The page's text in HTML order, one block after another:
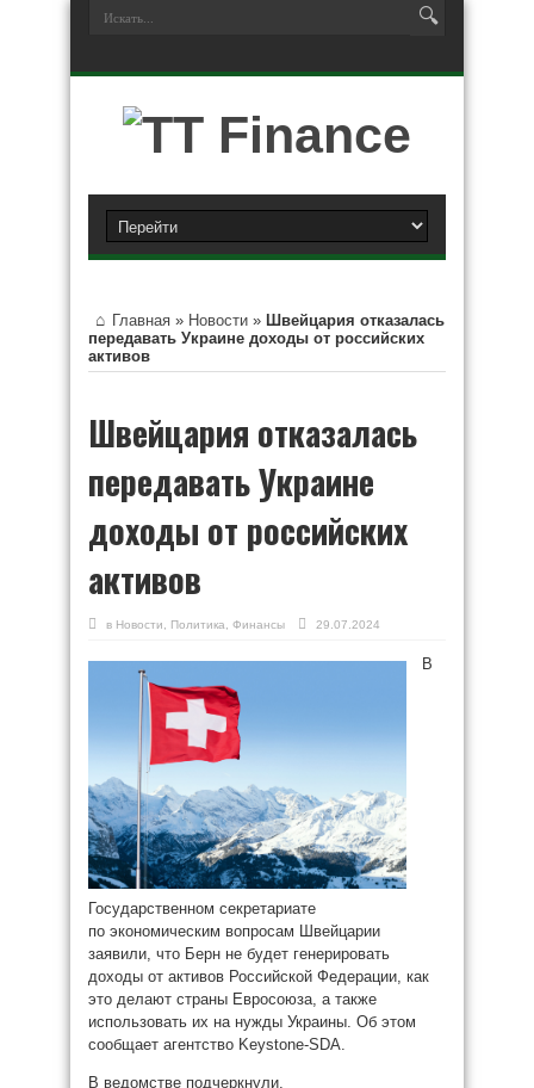
Главная » Новости » Швейцария отказалась
передавать Украине доходы от российских
активов
Швейцария отказалась
передавать Украине
доходы от российских
активов
в Новости Политика Финансы 29.07.2024
В
Государственном секретариате
по экономическим вопросам Швейцарии
заявили, что Берн не будет генерировать
доходы от активов Российской Федерации, как
это делают страны Евросоюза, а также
использовать их на нужды Украины. Об этом
сообщает агентство Keystone-SDA.
В ведомстве подчеркнули,